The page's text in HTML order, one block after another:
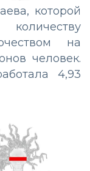
которой
на
человек.
4,93